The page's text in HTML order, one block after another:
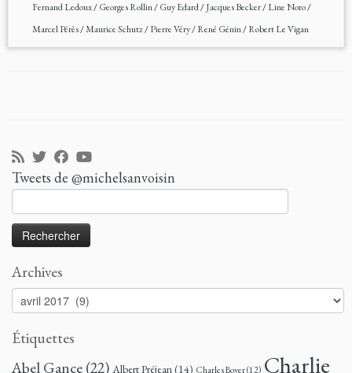
Fernand Ledoux/Georges Rollin/Guy Edard/Jacques Becker/Line Noro/
Marcel Pérès/Maurice Schutz/Pierre Véry/René Génin/Robert Le Vigan
Tweets de @michelsanvoisin
Archives
Archives
Étiquettes
Abel Gance(22) Albert Préjean(14) Charles Boyer(12) Charlie